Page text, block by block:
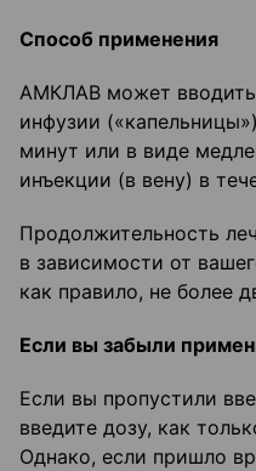
Способ применения
АМКЛАВ может
инфузии
минут или в виде
инъекции (в вену) в
Продолжительность
в зависимости от
как правило, не более
Если вы забыли
Если вы пропустили
введите дозу, как
Однако, если пришло